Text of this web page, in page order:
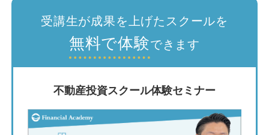
受講生が成果を上げたスクールを
無料で体験できます
不動産投資スクール体験セミナー